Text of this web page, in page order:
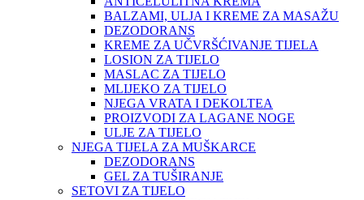
BALZAMI, ULJA I KREME ZA MASAŽU
DEZODORANS
KREME ZA UČVRŠĆIVANJE TIJELA
LOSION ZA TIJELO
MASLAC ZA TIJELO
MLIJEKO ZA TIJELO
NJEGA VRATA I DEKOLTEA
PROIZVODI ZA LAGANE NOGE
ULJE ZA TIJELO
NJEGA TIJELA ZA MUŠKARCE
DEZODORANS
GEL ZA TUŠIRANJE
SETOVI ZA TIJELO